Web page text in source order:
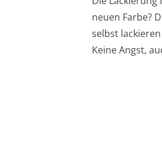
neuen Farbe?
selbst
Keine Angst,